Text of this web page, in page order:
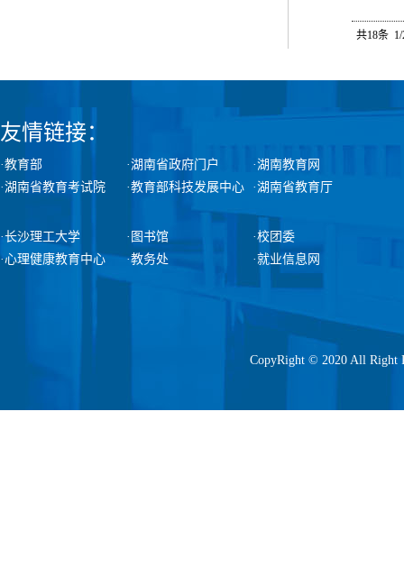
共18条
友情链接：
·教育部 ·湖南省政府门户
·湖南教育网
·湖南省教育考试院
·教育部科技发展中心 ·湖南省教育厅
·长沙理工大学 ·图书馆
·校团委
·心理健康教育中心
·教务处 ·就业信息网
CopyRight © 2020 All Right